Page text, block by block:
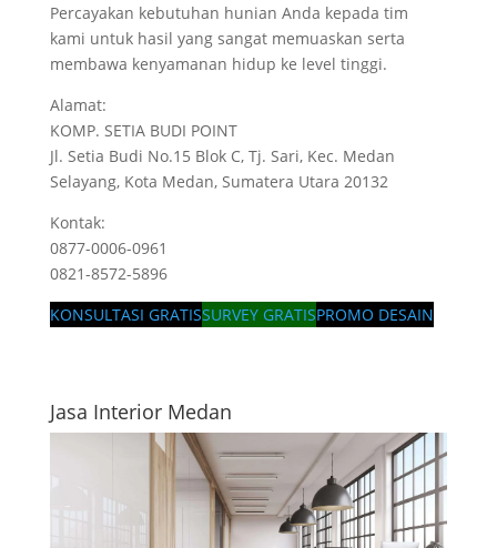
Percayakan kebutuhan hunian Anda kepada tim
kami untuk hasil yang sangat memuaskan serta
membawa kenyamanan hidup ke level tinggi.
Alamat:
KOMP. SETIA BUDI POINT
Jl. Setia Budi No.15 Blok C, Tj. Sari, Kec. Medan
Selayang, Kota Medan, Sumatera Utara 20132
Kontak:
0877-0006-0961
0821-8572-5896
KONSULTASI GRATISSURVEY GRATISPROMO DESAIN
Jasa Interior Medan